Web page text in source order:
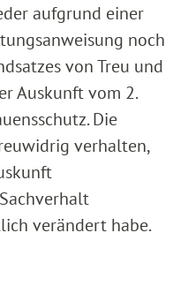
aufgrund einer
noch
von Treu und
Auskunft vom 2.
Die
verhalten,
verändert habe.